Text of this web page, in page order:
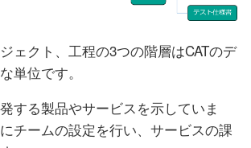
ェクト、工程の3つの階層はCATのデ
単位です。
する製品やサービスを示していま
チームの設定を行い、サービスの課